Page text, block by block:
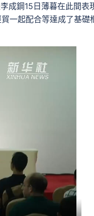
成鋼15日薄暮在此間表
一起配合等達成了基礎